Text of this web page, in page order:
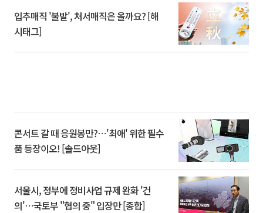
입추매직 '불발', 처서매직은 올까요? [해
시태그]
콘서트 갈 때 응원봉만?⋯'최애' 위한 필수
품 등장이오! [솔드아웃]
서울시, 정부에 정비사업 규제 완화 '건
의'⋯국토부 "협의 중" 입장만 [종합]